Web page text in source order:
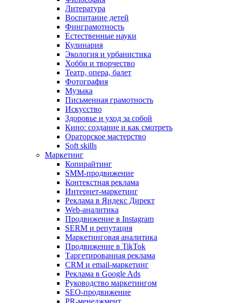
Литература
Воспитание детей
Финграмотность
Естественные науки
Кулинария
Экология и урбанистика
Хобби и творчество
Театр, опера, балет
Фотография
Музыка
Письменная грамотность
Искусство
Здоровье и уход за собой
Кино: создание и как смотреть
Ораторское мастерство
Soft skills
Маркетинг
Копирайтинг
SMM-продвижение
Контекстная реклама
Интернет-маркетинг
Реклама в Яндекс Директ
Web-аналитика
Продвижение в Instagram
SERM и репутация
Маркетинговая аналитика
Продвижение в TikTok
Таргетированная реклама
CRM и email-маркетинг
Реклама в Google Ads
Руководство маркетингом
SEO-продвижение
PR-менеджмент